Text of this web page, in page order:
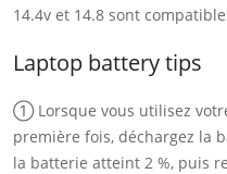
14.4v et 14.8 sont
Laptop battery tips
① Lorsque vous utilisez
première fois, déchargez la
la batterie atteint 2 %, puis